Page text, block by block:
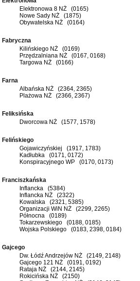
Elektronowa 8 NŻ (0165)
Nowe Sady NŻ (1875)
Obywatelska NŻ (0164)
Fabryczna
Kilińskiego NŻ (0169)
Przędzalniana NŻ (0167, 0168)
Targowa NŻ (0166)
Farna
Albańska NŻ (2364, 2365)
Plażowa NŻ (2366, 2367)
Feliksińska
Dworcowa NŻ (1577, 1578)
Felińskiego
Gojawiczyńskiej (1917, 1783)
Kadłubka (0171, 0172)
Konspiracyjnego WP (0170, 0173)
Franciszkańska
Inflancka (5384)
Inflancka NŻ (2322)
Kowalska (2321, 5385)
Organizacji WiN NŻ (2299, 2265)
Północna (0189)
Tokarzewskiego (0188, 0185)
Wojska Polskiego (0183, 2398, 0184)
Gajcego
Dw. Łódź Andrzejów NŻ (2149, 2148)
Gajcego 121 NŻ (0191, 0192)
Rataja NŻ (2144, 2145)
Rokicińska NŻ (2150)